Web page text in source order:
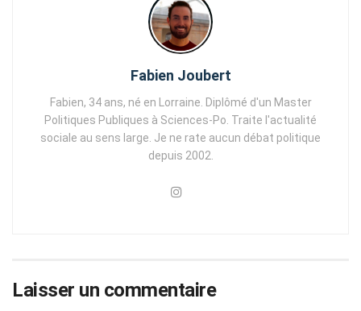
Fabien Joubert
Fabien, 34 ans, né en Lorraine. Diplômé d'un Master
Politiques Publiques à Sciences-Po. Traite l'actualité
sociale au sens large. Je ne rate aucun débat politique
depuis 2002.
Laisser un commentaire